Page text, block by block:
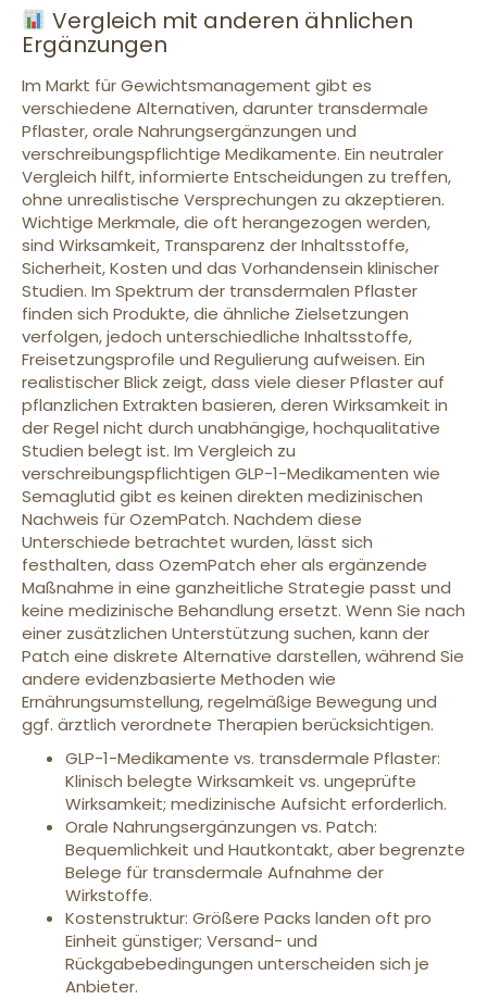
Vergleich mit anderen ähnlichen
Ergänzungen
Im Markt für Gewichtsmanagement gibt es
verschiedene Alternativen, darunter transdermale
Pflaster, orale Nahrungsergänzungen und
verschreibungspflichtige Medikamente. Ein neutraler
Vergleich hilft, informierte Entscheidungen zu treffen,
ohne unrealistische Versprechungen zu akzeptieren.
Wichtige Merkmale, die oft herangezogen werden,
sind Wirksamkeit, Transparenz der Inhaltsstoffe,
Sicherheit, Kosten und das Vorhandensein klinischer
Studien. Im Spektrum der transdermalen Pflaster
finden sich Produkte, die ähnliche Zielsetzungen
verfolgen, jedoch unterschiedliche Inhaltsstoffe,
Freisetzungsprofile und Regulierung aufweisen. Ein
realistischer Blick zeigt, dass viele dieser Pflaster auf
pflanzlichen Extrakten basieren, deren Wirksamkeit in
der Regel nicht durch unabhängige, hochqualitative
Studien belegt ist. Im Vergleich zu
verschreibungspflichtigen GLP-1-Medikamenten wie
Semaglutid gibt es keinen direkten medizinischen
Nachweis für OzemPatch. Nachdem diese
Unterschiede betrachtet wurden, lässt sich
festhalten, dass OzemPatch eher als ergänzende
Maßnahme in eine ganzheitliche Strategie passt und
keine medizinische Behandlung ersetzt. Wenn Sie nach
einer zusätzlichen Unterstützung suchen, kann der
Patch eine diskrete Alternative darstellen, während Sie
andere evidenzbasierte Methoden wie
Ernährungsumstellung, regelmäßige Bewegung und
ggf. ärztlich verordnete Therapien berücksichtigen.
GLP-1-Medikamente vs. transdermale Pflaster:
Klinisch belegte Wirksamkeit vs. ungeprüfte
Wirksamkeit; medizinische Aufsicht erforderlich.
Orale Nahrungsergänzungen vs. Patch:
Bequemlichkeit und Hautkontakt, aber begrenzte
Belege für transdermale Aufnahme der
Wirkstoffe.
Kostenstruktur: Größere Packs landen oft pro
Einheit günstiger; Versand- und
Rückgabebedingungen unterscheiden sich je
Anbieter.